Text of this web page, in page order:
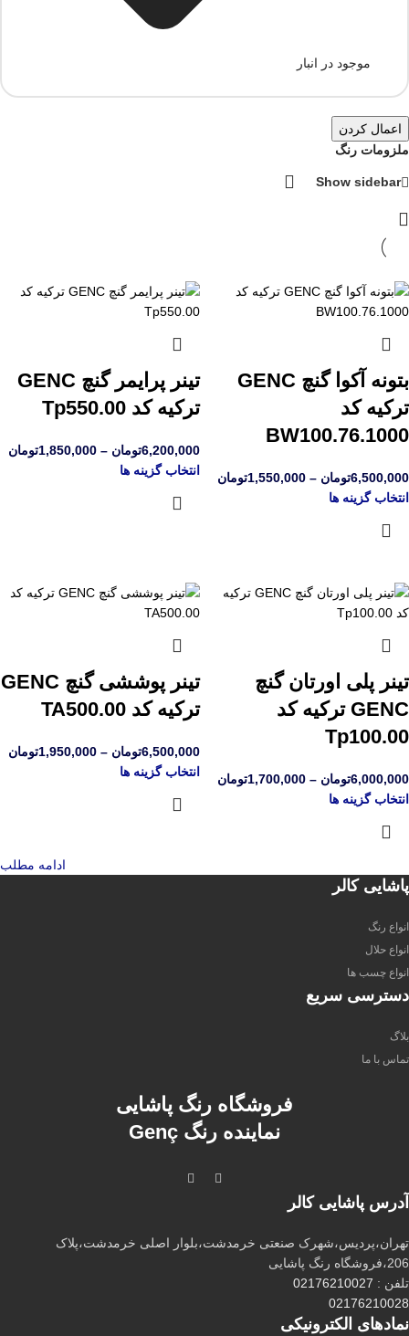
موجود در انبار
اعمال کردن
ملزومات رنگ
Show sidebar
بتونه آکوا گنچ GENC
ترکیه کد
BW100.76.1000
6,500,000تومان –
1,550,000تومان
انتخاب گزینه ها
تینر پرایمر گنچ GENC
ترکیه کد Tp550.00
6,200,000تومان –
1,850,000تومان
انتخاب گزینه ها
تینر پلی اورتان گنچ
GENC ترکیه کد
Tp100.00
6,000,000تومان –
1,700,000تومان
انتخاب گزینه ها
تینر پوششی گنچ GENC
ترکیه کد TA500.00
6,500,000تومان –
1,950,000تومان
انتخاب گزینه ها
ادامه مطلب
پاشایی کالر
انواع رنگ
انواع حلال
انواع چسب ها
دسترسی سریع
بلاگ
تماس با ما
فروشگاه رنگ پاشایی
نماینده رنگ Genç
آدرس پاشایی کالر
تهران،پردیس،شهرک صنعتی خرمدشت،بلوار اصلی خرمدشت،پلاک
206،فروشگاه رنگ پاشایی
تلفن : 02176210027
02176210028
نماد‌های الکترونیکی